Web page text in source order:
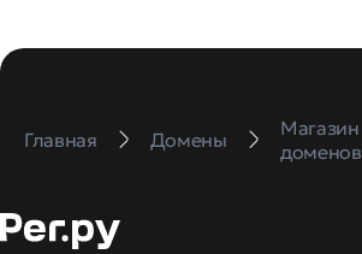
Главная Домены
Магазин
доменов